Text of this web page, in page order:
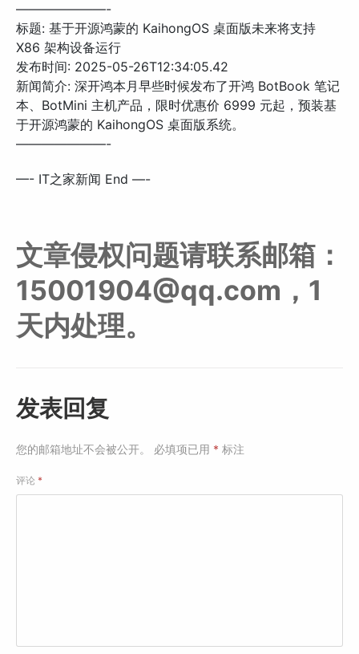
———————-
标题: 基于开源鸿蒙的 KaihongOS 桌面版未来将支持
X86 架构设备运行
发布时间: 2025-05-26T12:34:05.42
新闻简介: 深开鸿本月早些时候发布了开鸿 BotBook 笔记
本、BotMini 主机产品，限时优惠价 6999 元起，预装基
于开源鸿蒙的 KaihongOS 桌面版系统。
———————-
—- IT之家新闻 End —-
文章侵权问题请联系邮箱：
15001904@qq.com，1
天内处理。
发表回复
您的邮箱地址不会被公开。 必填项已用 * 标注
评论 *